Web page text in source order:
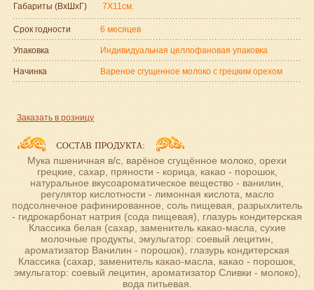
Габариты (ВxШxГ) 7Х11см.
Срок годности 6 месяцев
Упаковка Индивидуальная целлофановая упаковка
Начинка Вареное сгущенное молоко с грецким орехом
Заказать в розницу
Мука пшеничная в/с, варёное сгущённое молоко, орехи
грецкие, сахар, пряности - корица, какао - порошок,
натуральное вкусоароматическое вещество - ванилин,
регулятор кислотности - лимонная кислота, масло
подсолнечное рафинированное, соль пищевая, разрыхлитель
- гидрокарбонат натрия (сода пищевая), глазурь кондитерская
Классика белая (сахар, заменитель какао-масла, сухие
молочные продукты, эмульгатор: соевый лецитин,
ароматизатор Ванилин - порошок), глазурь кондитерская
Классика (сахар, заменитель какао-масла, какао - порошок,
эмульгатор: соевый лецитин, ароматизатор Сливки - молоко),
вода питьевая.